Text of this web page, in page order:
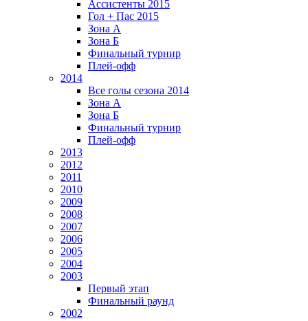
Ассистенты 2015
Гол + Пас 2015
Зона А
Зона Б
Финальный турнир
Плей-офф
2014
Все голы сезона 2014
Зона А
Зона Б
Финальный турнир
Плей-офф
2013
2012
2011
2010
2009
2008
2007
2006
2005
2004
2003
Первый этап
Финальный раунд
2002